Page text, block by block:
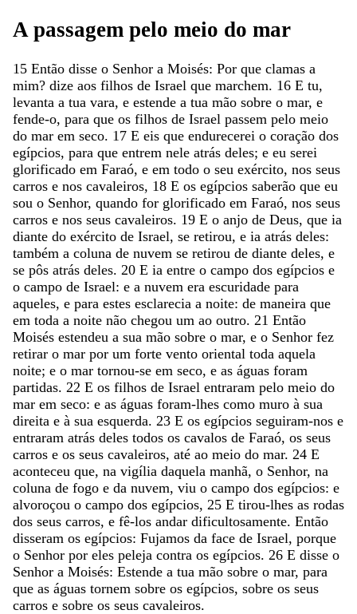
A passagem pelo meio do mar
15 Então disse o Senhor a Moisés: Por que clamas a
mim? dize aos filhos de Israel que marchem. 16 E tu,
levanta a tua vara, e estende a tua mão sobre o mar, e
fende-o, para que os filhos de Israel passem pelo meio
do mar em seco. 17 E eis que endurecerei o coração dos
egípcios, para que entrem nele atrás deles; e eu serei
glorificado em Faraó, e em todo o seu exército, nos seus
carros e nos cavaleiros, 18 E os egípcios saberão que eu
sou o Senhor, quando for glorificado em Faraó, nos seus
carros e nos seus cavaleiros. 19 E o anjo de Deus, que ia
diante do exército de Israel, se retirou, e ia atrás deles:
também a coluna de nuvem se retirou de diante deles, e
se pôs atrás deles. 20 E ia entre o campo dos egípcios e
o campo de Israel: e a nuvem era escuridade para
aqueles, e para estes esclarecia a noite: de maneira que
em toda a noite não chegou um ao outro. 21 Então
Moisés estendeu a sua mão sobre o mar, e o Senhor fez
retirar o mar por um forte vento oriental toda aquela
noite; e o mar tornou-se em seco, e as águas foram
partidas. 22 E os filhos de Israel entraram pelo meio do
mar em seco: e as águas foram-lhes como muro à sua
direita e à sua esquerda. 23 E os egípcios seguiram-nos e
entraram atrás deles todos os cavalos de Faraó, os seus
carros e os seus cavaleiros, até ao meio do mar. 24 E
aconteceu que, na vigília daquela manhã, o Senhor, na
coluna de fogo e da nuvem, viu o campo dos egípcios: e
alvoroçou o campo dos egípcios, 25 E tirou-lhes as rodas
dos seus carros, e fê-los andar dificultosamente. Então
disseram os egípcios: Fujamos da face de Israel, porque
o Senhor por eles peleja contra os egípcios. 26 E disse o
Senhor a Moisés: Estende a tua mão sobre o mar, para
que as águas tornem sobre os egípcios, sobre os seus
carros e sobre os seus cavaleiros.